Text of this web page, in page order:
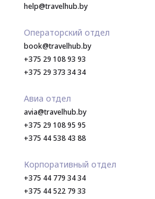
help@travelhub.by
Операторский отдел
book@travelhub.by
+375 29 108 93 93
+375 29 373 34 34
Авиа отдел
avia@travelhub.by
+375 29 108 95 95
+375 44 538 43 88
Корпоративный отдел
+375 44 779 34 34
+375 44 522 79 33